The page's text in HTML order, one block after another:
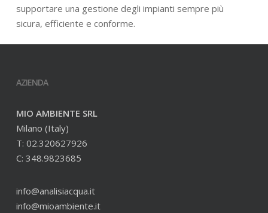
supportare una gestione degli impianti sempre più
sicura, efficiente e conforme.
AZIENDA
MIO AMBIENTE SRL
Milano (Italy)
T: 02.320627926
C: 348.9823685
info@analisiacqua.it
info@mioambiente.it